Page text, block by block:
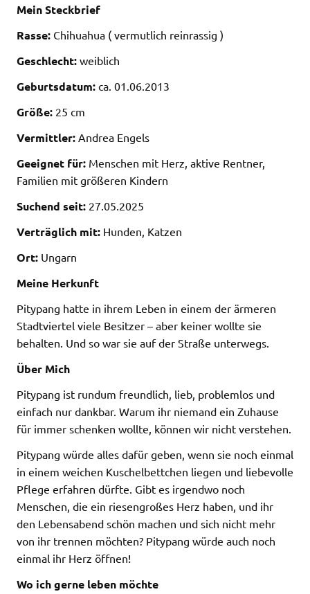
Mein Steckbrief
Rasse: Chihuahua ( vermutlich reinrassig )
Geschlecht: weiblich
Geburtsdatum: ca. 01.06.2013
Größe: 25 cm
Vermittler: Andrea Engels
Geeignet für: Menschen mit Herz, aktive Rentner,
Familien mit größeren Kindern
Suchend seit: 27.05.2025
Verträglich mit: Hunden, Katzen
Ort: Ungarn
Meine Herkunft
Pitypang hatte in ihrem Leben in einem der ärmeren
Stadtviertel viele Besitzer – aber keiner wollte sie
behalten. Und so war sie auf der Straße unterwegs.
Über Mich
Pitypang ist rundum freundlich, lieb, problemlos und
einfach nur dankbar. Warum ihr niemand ein Zuhause
für immer schenken wollte, können wir nicht verstehen.
Pitypang würde alles dafür geben, wenn sie noch einmal
in einem weichen Kuschelbettchen liegen und liebevolle
Pflege erfahren dürfte. Gibt es irgendwo noch
Menschen, die ein riesengroßes Herz haben, und ihr
den Lebensabend schön machen und sich nicht mehr
von ihr trennen möchten? Pitypang würde auch noch
einmal ihr Herz öffnen!
Wo ich gerne leben möchte